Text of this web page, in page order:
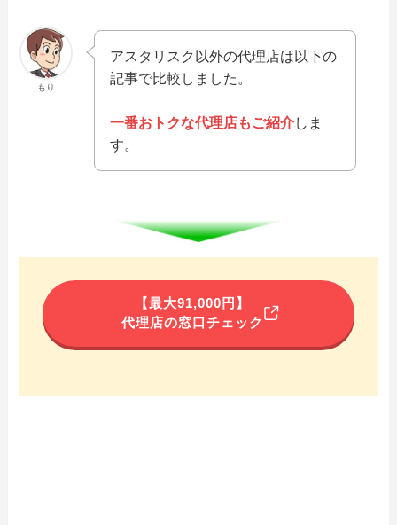
もり
アスタリスク以外の代理店は以下の
記事で比較しました。
一番おトクな代理店もご紹介しま
す。
【最大91,000円】
代理店の窓口チェック